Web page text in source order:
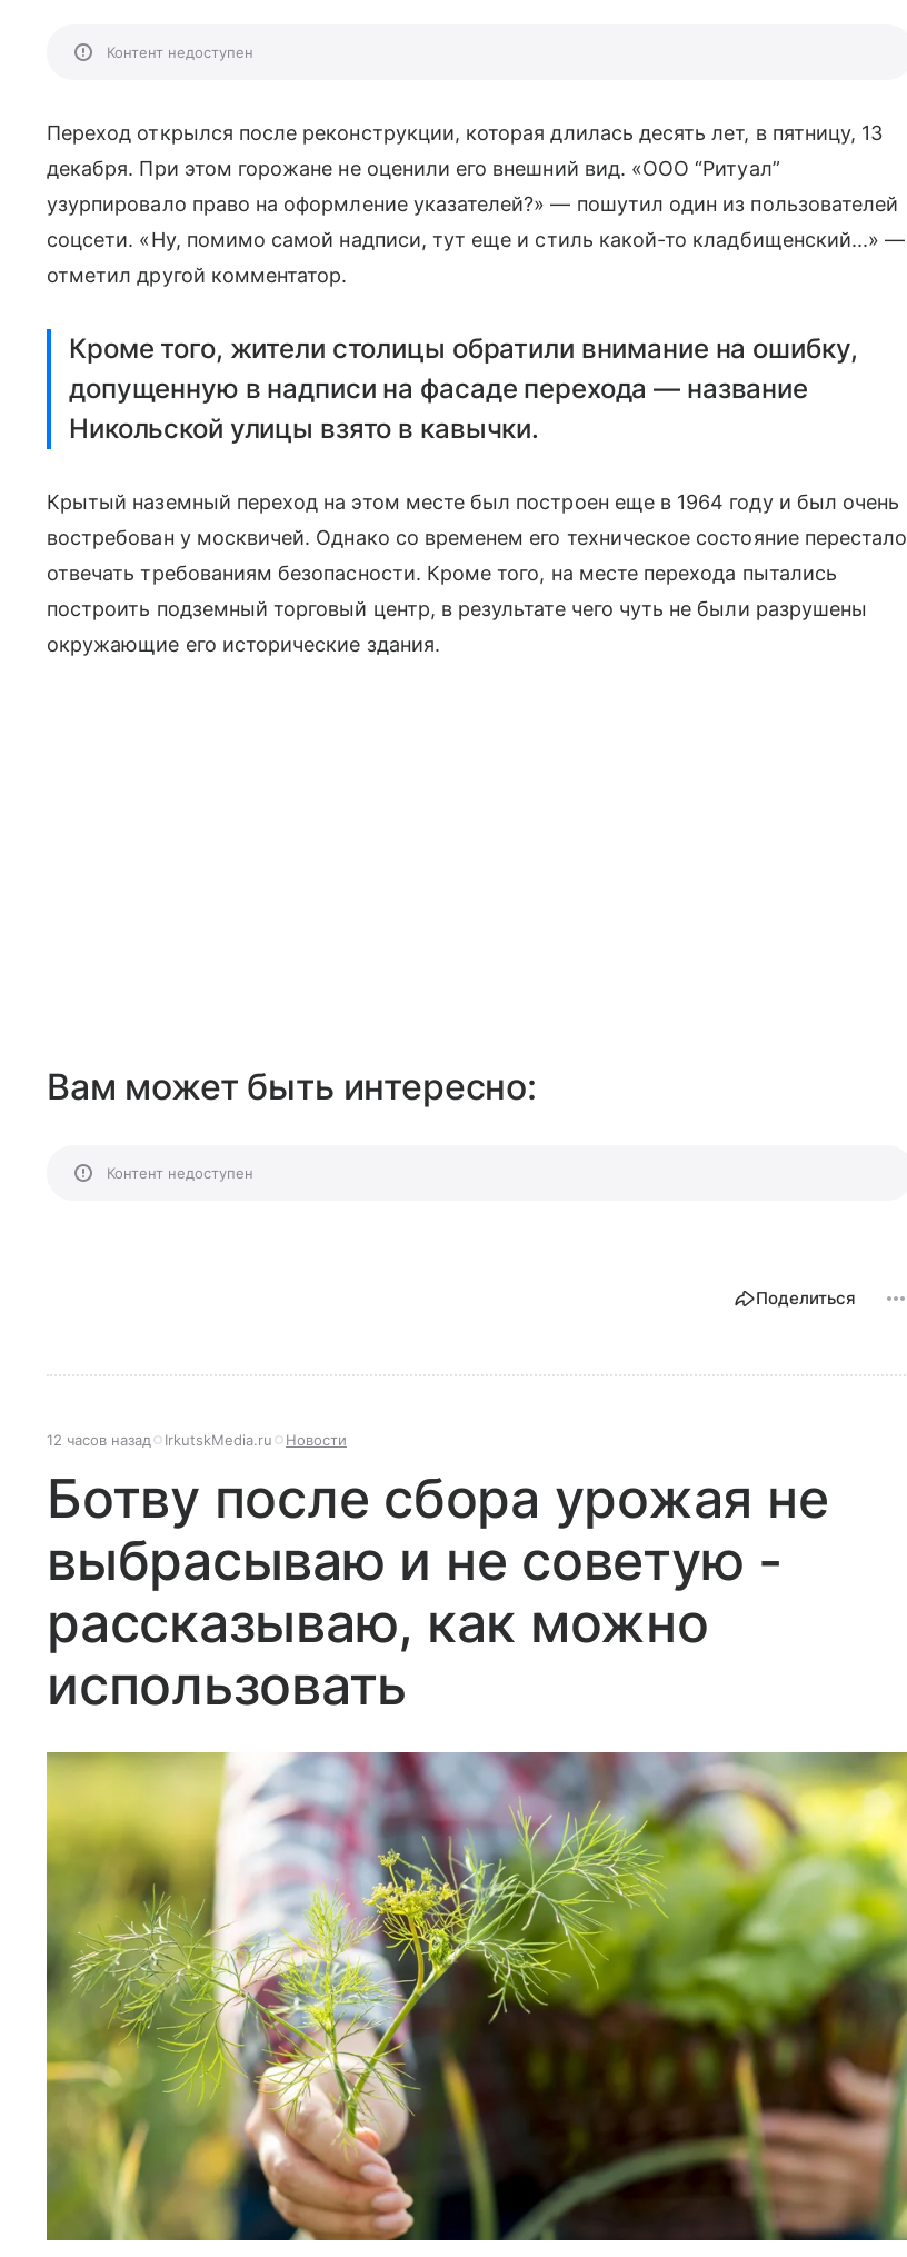
Контент недоступен
Переход открылся после реконструкции, которая длилась десять лет, в пятницу, 13
декабря. При этом горожане не оценили его внешний вид. «ООО “Ритуал”
узурпировало право на оформление указателей?» — пошутил один из пользователей
соцсети. «Ну, помимо самой надписи, тут еще и стиль какой-то кладбищенский...» —
отметил другой комментатор.
Кроме того, жители столицы обратили внимание на ошибку,
допущенную в надписи на фасаде перехода — название
Никольской улицы взято в кавычки.
Крытый наземный переход на этом месте был построен еще в 1964 году и был очень
востребован у москвичей. Однако со временем его техническое состояние перестало
отвечать требованиям безопасности. Кроме того, на месте перехода пытались
построить подземный торговый центр, в результате чего чуть не были разрушены
окружающие его исторические здания.
Вам может быть интересно:
Контент недоступен
Поделиться
12 часов назад IrkutskMedia.ru Новости
Ботву после сбора урожая не
выбрасываю и не советую -
рассказываю, как можно
использовать